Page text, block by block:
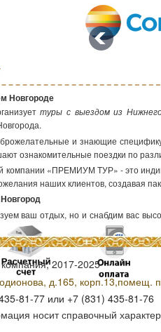
Новгороде
туры с выездом из
и знающие специфику
ознакомительные поездки по
компании «ПРЕМИУМ ТУР» - это
наших клиентов, создавая
ваш отдых, но и снабдим вас
2017-2025
д.165, корп.13,помещ.
81-77 или +7 (831) 435-81-76
носит справочный